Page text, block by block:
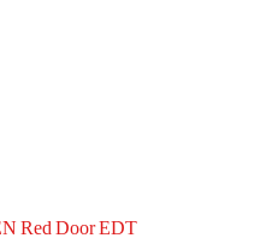
Red Door EDT